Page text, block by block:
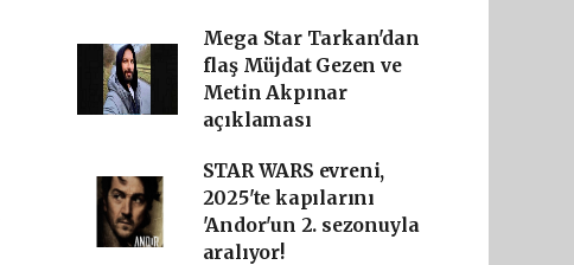
Mega Star Tarkan'dan
flaş Müjdat Gezen ve
Metin Akpınar
açıklaması
STAR WARS evreni,
2025'te kapılarını
'Andor'un 2. sezonuyla
aralıyor!